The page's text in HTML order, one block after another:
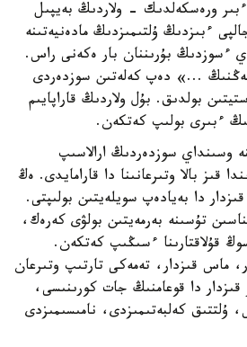
ورەسكەلدىك - ولاردىڭ بەيپىل
ءبىزدىڭ ۇلتىمىزدىڭ مادەنيەتىنە
ءسوزدىڭ بۇرىننان بار ەكەنى راس.
...» دەپ كەلەتىن سوزدەردى
بولدىق. بۇل ولاردىڭ قاراپايىم
ءبىرى بولىپ كەتكەن.
وسىنداي سوزدەردىڭ ارالاسىپ
قىز بالا وتىرعانىنا دا قارامايدى. ەڭ
دا بەيادەپ سويلەيتىن بولىپتى.
تۇسىنە بەرمەيتىن بولۋى كەرەك،
قۇلاقتارىنا ءسىڭىپ كەتكەن.
ماس قىزدار، تەمەكى تارتىپ وتىرعان
قىزدار دا قوعامنىڭ جات كورىنىسى،
ۇلتتىق كەلبەتىمىزدى، نامىسىمىزدى